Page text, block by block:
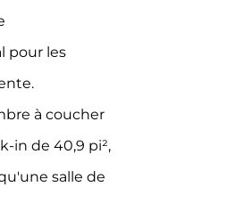
pour les
à coucher
in de 40,9 pi²,
salle de